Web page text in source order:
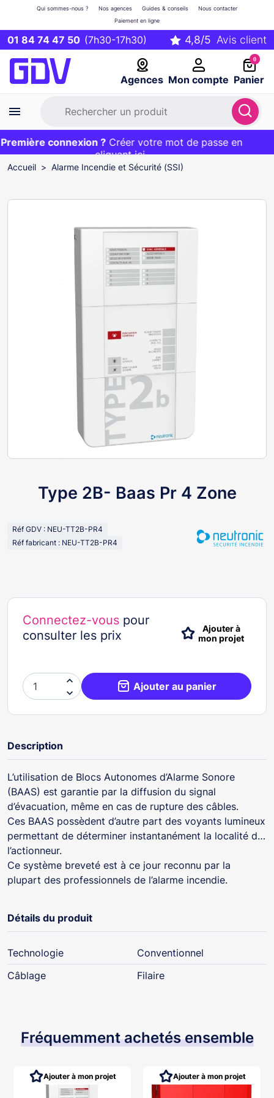
01 84 74 47 50 (7h30-17h30)
Agences Mon compte
Qui sommes-nous ? Nos agences Guides & conseils
Nous contacter
Paiement en ligne
0
Panier
Première commande ?20€ OFFERT sur votre panier
et livraison 24/48h gratuite avec le codeBIENVENUE
connexion ?Créer votre mot de passe en
cliquant ici
EXCLU WEB :
Accueil Alarme Incendie et Sécurité (SSI)
Type 2B- Baas Pr 4 Zone
Réf GDV : NEU-TT2B-PR4
Réf fabricant : NEU-TT2B-PR4
Connectez-vous pour
consulter les prix
Ajouter à
mon projet

 Ajouter au panier
Description
L’utilisation de Blocs Autonomes d’Alarme Sonore
(BAAS) est garantie par la diffusion du signal
d’évacuation, même en cas de rupture des câbles.
Ces BAAS possèdent d’autre part des voyants lumineux
permettant de déterminer instantanément la localité de
l’actionneur.
Ce système breveté est à ce jour reconnu par la
plupart des professionnels de l’alarme incendie.
Détails du produit
Technologie
Conventionnel
Câblage
Filaire
Fréquemment achetés ensemble
Ajouter à mon projet Ajouter à mon projet